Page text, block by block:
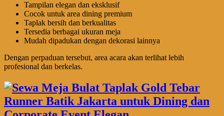
Tampilan elegan dan eksklusif
Cocok untuk area dining premium
Taplak bersih dan berkualitas
Tersedia berbagai ukuran meja
Mudah dipadukan dengan dekorasi lainnya
Dengan perpaduan tersebut, area acara akan terlihat lebih
profesional dan berkelas.